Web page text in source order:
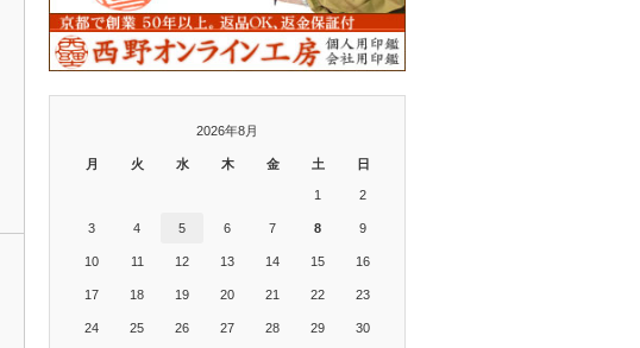
2026年8月
月 火 水 木 金 土 日
1 2
3 4 5 6 7 8 9
10 11 12 13 14 15 16
17 18 19 20 21 22 23
24 25 26 27 28 29 30